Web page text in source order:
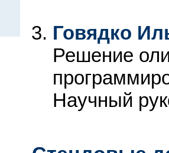
Говядко
Решение
Научный